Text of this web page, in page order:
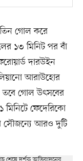
তিন গোল করে
১৩ মিনিট পর বাঁ
দারউইন
আরাউহোর
তবে গোল উৎসবের
মিনিটে ফেদেরিকো
সৌজন্যে আরও দুটি